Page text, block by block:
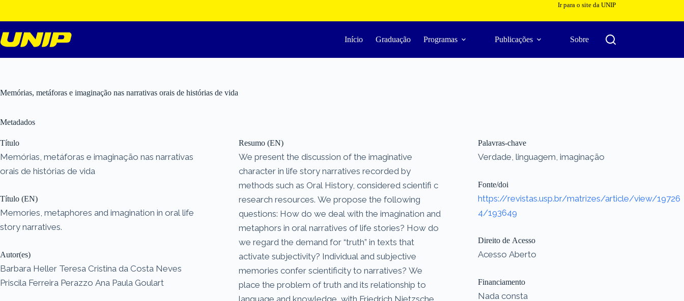
o
conteúdo
Ir para o site da UNIP
Início Graduação Programas Publicações Sobre
Memórias, metáforas e imaginação nas narrativas orais de histórias de vida
Metadados
Título
Memórias, metáforas e imaginação nas narrativas
orais de histórias de vida
Título (EN)
Memories, metaphores and imagination in oral life
story narratives.
Autor(es)
Barbara Heller Teresa Cristina da Costa Neves
Priscila Ferreira Perazzo Ana Paula Goulart
Resumo (EN)
We present the discussion of the imaginative
character in life story narratives recorded by
methods such as Oral History, considered scientifi c
research resources. We propose the following
questions: How do we deal with the imagination and
metaphors in oral narratives of life stories? How do
we regard the demand for “truth” in texts that
activate subjectivity? Individual and subjective
memories confer scientificity to narratives? We
place the problem of truth and its relationship to
language and knowledge, with Friedrich Nietzsche
Palavras-chave
Verdade, linguagem, imaginação
Fonte/doi
https://revistas.usp.br/matrizes/article/view/19726
4/193649
Direito de Acesso
Acesso Aberto
Financiamento
Nada consta